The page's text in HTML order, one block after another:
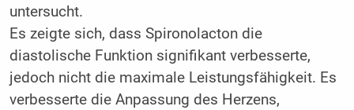
untersucht.
Es zeigte sich, dass Spironolacton die
diastolische Funktion signifikant verbesserte,
jedoch nicht die maximale Leistungsfähigkeit. Es
verbesserte die Anpassung des Herzens,